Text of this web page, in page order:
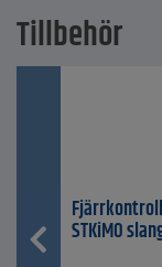
Tillbehör
STKiMO